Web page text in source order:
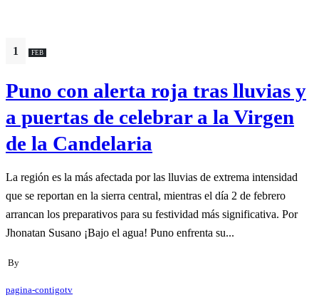
1 FEB
Puno con alerta roja tras lluvias y
a puertas de celebrar a la Virgen
de la Candelaria
La región es la más afectada por las lluvias de extrema intensidad
que se reportan en la sierra central, mientras el día 2 de febrero
arrancan los preparativos para su festividad más significativa. Por
Jhonatan Susano ¡Bajo el agua! Puno enfrenta su...
By
pagina-contigotv